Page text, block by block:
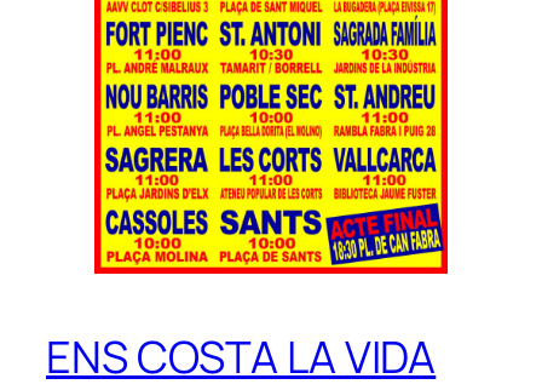
ENS COSTA LA VIDA